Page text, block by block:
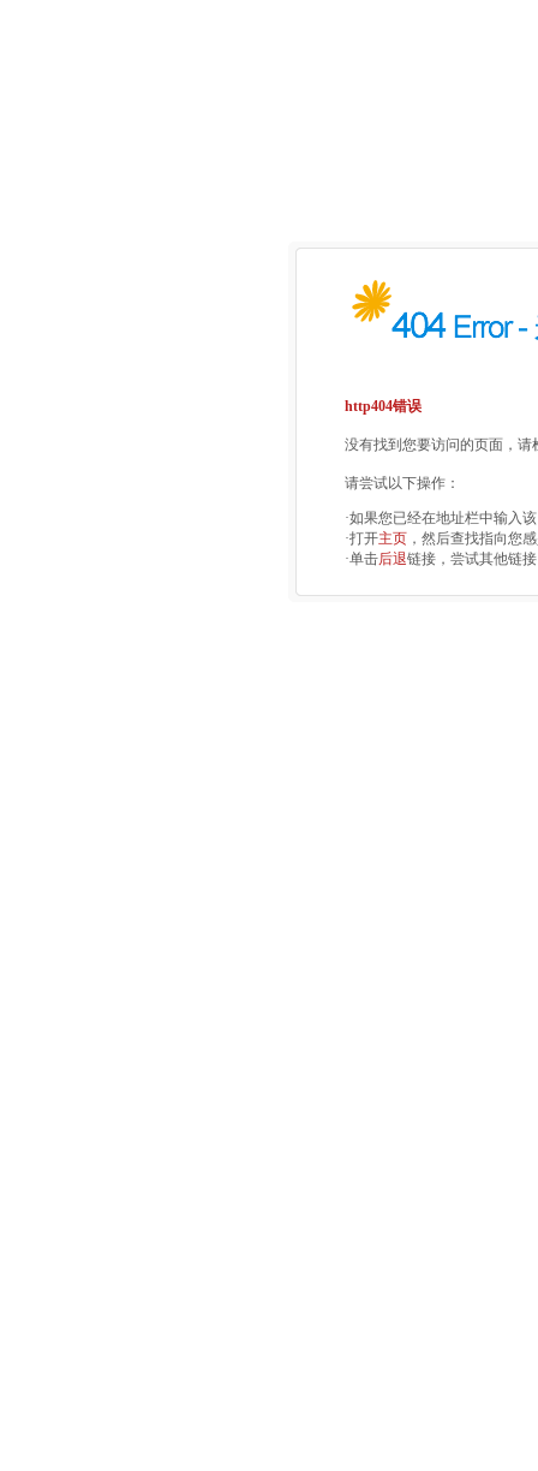
http404错误
没有找到您要访问的页面，请
请尝试以下操作：
·如果您已经在地址栏中输入
·打开主页 ，然后查找指向您
·单击后退链接，尝试其他链